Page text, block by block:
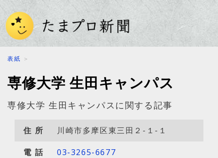
表紙 ＞
専修大学 生田キャンパス
専修大学 生田キャンパスに関する記事
住 所 川崎市多摩区東三田２-１-１
電 話 03-3265-6677